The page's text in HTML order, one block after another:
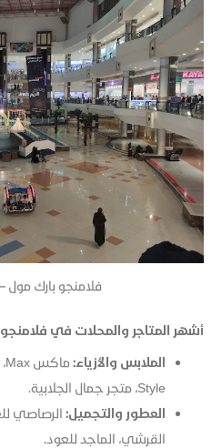
فلامنجو بارك
أشهر المتاجر والمحلات في
الملابس والأزياء:
Style، متجر جمال الجلابية.
العطور والتجميل: الرصاصي
القرشي، الماجد للعود.